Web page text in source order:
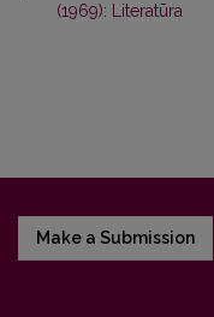
(1969): Literatūra
Make a Submission